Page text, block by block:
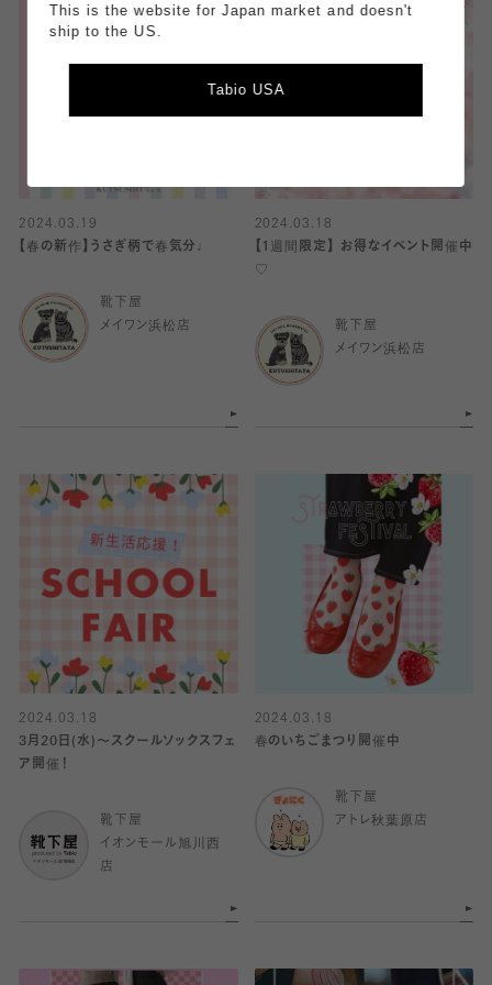
2024.03.19
【春の新作】うさぎ柄で春気分♩
靴下屋
メイワン浜松店
2024.03.18
【1週間限定】 お得なイベント開催中
♡
靴下屋
メイワン浜松店
2024.03.18
3月20日(水)〜スクールソックスフェ
ア開催！
靴下屋
イオンモール旭川西
店
2024.03.18
春のいちごまつり開催中
靴下屋
アトレ秋葉原店
This is the website for Japan market and doesn't
ship to the US.
Tabio USA